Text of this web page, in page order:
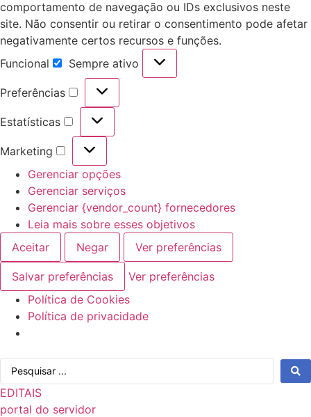
comportamento de navegação ou IDs exclusivos neste
site. Não consentir ou retirar o consentimento pode afetar
negativamente certos recursos e funções.
Funcional
Funcional
Sempre ativo
Preferências
Preferências
Estatísticas
Estatísticas
Marketing
Marketing
Gerenciar opções
Gerenciar serviços
Gerenciar {vendor_count} fornecedores
Leia mais sobre esses objetivos
Aceitar
Negar Ver preferências
Salvar preferências
Ver preferências
Política de Cookies
Política de privacidade
para
o
conteúdo
Pesquisar
EDITAIS
portal do servidor